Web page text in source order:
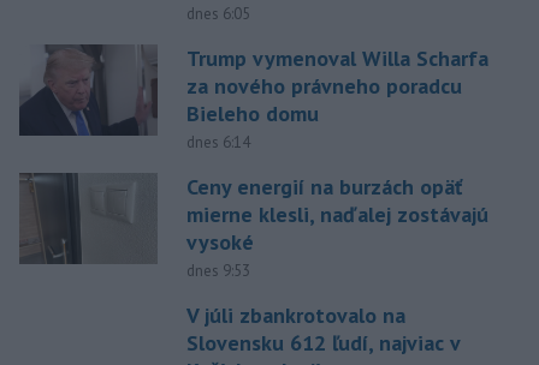
dnes 6:05
Trump vymenoval Willa Scharfa
za nového právneho poradcu
Bieleho domu
dnes 6:14
Ceny energií na burzách opäť
mierne klesli, naďalej zostávajú
vysoké
dnes 9:53
V júli zbankrotovalo na
Slovensku 612 ľudí, najviac v